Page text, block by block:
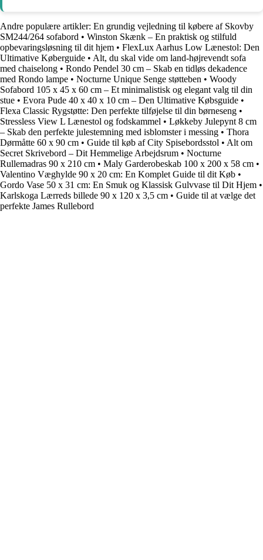
Andre populære artikler: En grundig vejledning til købere af Skovby
SM244/264 sofabord • Winston Skænk – En praktisk og stilfuld
opbevaringsløsning til dit hjem • FlexLux Aarhus Low Lænestol: Den
Ultimative Køberguide • Alt, du skal vide om land-højrevendt sofa
med chaiselong • Rondo Pendel 30 cm – Skab en tidløs dekadence
med Rondo lampe • Nocturne Unique Senge støtteben • Woody
Sofabord 105 x 45 x 60 cm – Et minimalistisk og elegant valg til din
stue • Evora Pude 40 x 40 x 10 cm – Den Ultimative Købsguide •
Flexa Classic Rygstøtte: Den perfekte tilføjelse til din børneseng •
Stressless View L Lænestol og fodskammel • Løkkeby Julepynt 8 cm
– Skab den perfekte julestemning med isblomster i messing • Thora
Dørmåtte 60 x 90 cm • Guide til køb af City Spisebordsstol • Alt om
Secret Skrivebord – Dit Hemmelige Arbejdsrum • Nocturne
Rullemadras 90 x 210 cm • Maly Garderobeskab 100 x 200 x 58 cm •
Valentino Væghylde 90 x 20 cm: En Komplet Guide til dit Køb •
Gordo Vase 50 x 31 cm: En Smuk og Klassisk Gulvvase til Dit Hjem •
Karlskoga Lærreds billede 90 x 120 x 3,5 cm • Guide til at vælge det
perfekte James Rullebord